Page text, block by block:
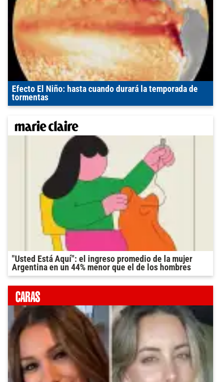
Efecto El Niño: hasta cuando durará la temporada de
tormentas
"Usted Está Aquí": el ingreso promedio de la mujer
Argentina en un 44% menor que el de los hombres